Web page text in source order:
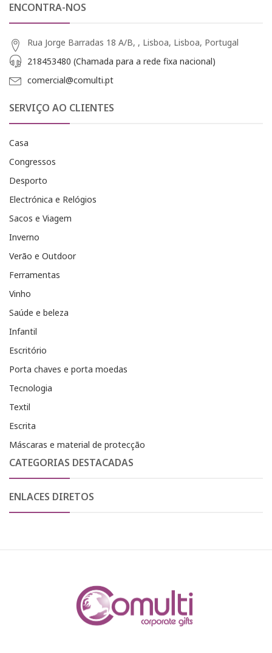
ENCONTRA-NOS
Rua Jorge Barradas 18 A/B, , Lisboa, Lisboa, Portugal
218453480 (Chamada para a rede fixa nacional)
comercial@comulti.pt
SERVIÇO AO CLIENTES
Casa
Congressos
Desporto
Electrónica e Relógios
Sacos e Viagem
Inverno
Verão e Outdoor
Ferramentas
Vinho
Saúde e beleza
Infantil
Escritório
Porta chaves e porta moedas
Tecnologia
Textil
Escrita
Máscaras e material de protecção
CATEGORIAS DESTACADAS
ENLACES DIRETOS